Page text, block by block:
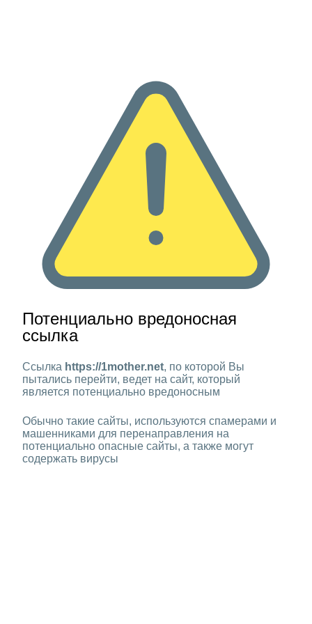
Потенциально вредоносная
ссылка
Ссылка https://1mother.net, по которой Вы
пытались перейти, ведет на сайт, который
является потенциально вредоносным
Обычно такие сайты, используются спамерами и
машенниками для перенаправления на
потенциально опасные сайты, а также могут
содержать вирусы